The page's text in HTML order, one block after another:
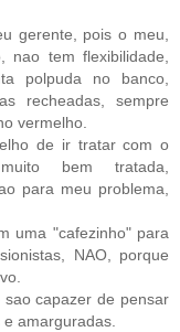
gerente, pois o meu,
nao tem flexibilidade,
polpuda no banco,
recheadas, sempre
vermelho.
de ir tratar com o
bem tratada,
para meu problema,
uma "cafezinho" para
NAO, porque
capazer de pensar
amarguradas.